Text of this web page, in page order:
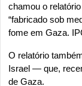
chamou o
“fabricado sob
fome em Gaza.
O relatório
Israel — que,
de Gaza.